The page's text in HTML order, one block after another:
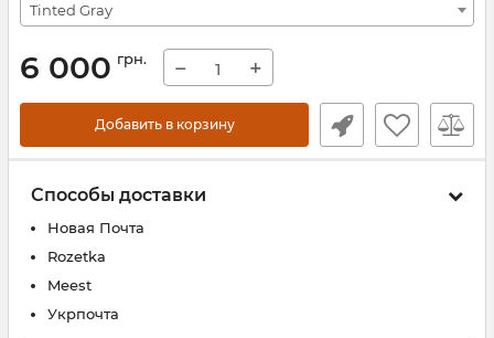
Tinted Gray
6 000 грн. − +
Добавить в корзину
Способы доставки
Новая Почта
Rozetka
Meest
Укрпочта